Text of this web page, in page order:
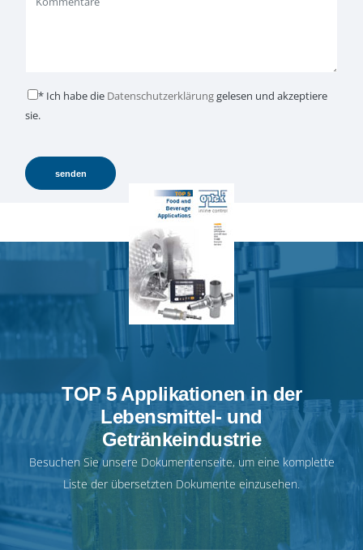
* Ich habe die Datenschutzerklärunggelesen und akzeptiere
sie.
TOP 5 Applikationen in der
Lebensmittel- und
Getränkeindustrie
Besuchen Sie unsere Dokumentenseite, um eine komplette
Liste der übersetzten Dokumente einzusehen.